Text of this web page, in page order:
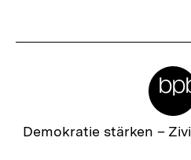
Zur
Demokratie stärken –